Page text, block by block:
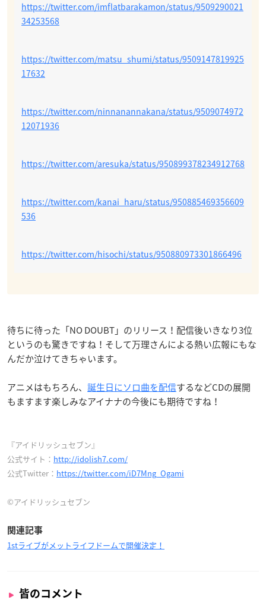
https://twitter.com/imflatbarakamon/status/9509290021
34253568
https://twitter.com/matsu_shumi/status/9509147819925
17632
https://twitter.com/ninnanannakana/status/9509074972
12071936
https://twitter.com/aresuka/status/950899378234912768
https://twitter.com/kanai_haru/status/950885469356609
536
https://twitter.com/hisochi/status/950880973301866496
待ちに待った「NO DOUBT」のリリース！配信後いきなり3位
というのも驚きですね！そして万理さんによる熱い広報にもな
んだか泣けてきちゃいます。
アニメはもちろん、 誕生日にソロ曲を配信するなどCDの展開
もますます楽しみなアイナナの今後にも期待ですね！
『アイドリッシュセブン』
公式サイト： http://idolish7.com/
公式Twitter： https://twitter.com/iD7Mng_Ogami
©アイドリッシュセブン
関連記事
1stライブがメットライフドームで開催決定！
皆のコメント